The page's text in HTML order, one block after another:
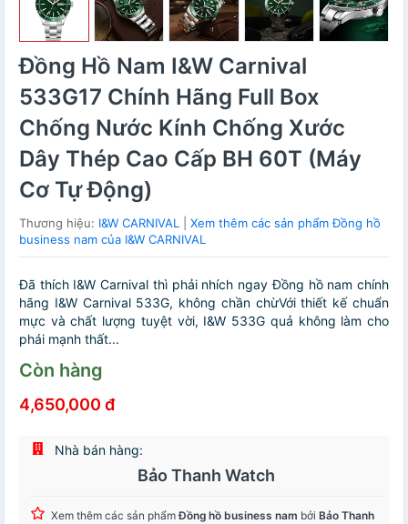
Đồng Hồ Nam I&W Carnival
533G17 Chính Hãng Full Box
Chống Nước Kính Chống Xước
Dây Thép Cao Cấp BH 60T (Máy
Cơ Tự Động)
Thương hiệu: I&W CARNIVAL
Xem thêm các sản phẩm Đồng hồ
business nam của I&W CARNIVAL
Đã thích I&W Carnival thì phải nhích ngay Đồng hồ nam chính
hãng I&W Carnival 533G, không chần chừVới thiết kế chuẩn
mực và chất lượng tuyệt vời, I&W 533G quả không làm cho
phái mạnh thất...
Còn hàng
4,650,000 đ
Nhà bán hàng:
Bảo Thanh Watch
Xem thêm các sản phẩmĐồng hồ business nam bởi Bảo Thanh